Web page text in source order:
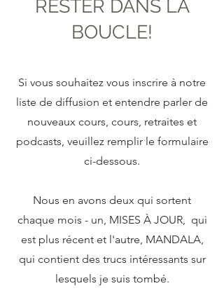
RESTER DANS LA
BOUCLE!
Si vous souhaitez vous inscrire à notre
liste de diffusion et entendre parler de
nouveaux cours, cours, retraites et
podcasts, veuillez remplir le formulaire
ci-dessous.
Nous en avons deux qui sortent
chaque mois - un, MISES À JOUR, qui
est plus récent et l'autre, MANDALA,
qui contient des trucs intéressants sur
lesquels je suis tombé.